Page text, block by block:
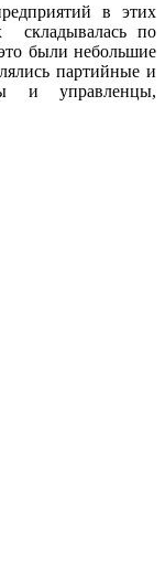
в этих
складывалась по
были небольшие
партийные и
и управленцы,